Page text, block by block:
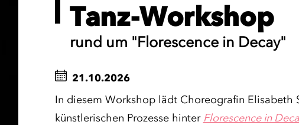
Tanz-Workshop
rund um "Florescence in Decay"
21.10.2026
In diesem Workshop lädt Choreografin Elisabeth
künstlerischen Prozesse hinter Florescence in